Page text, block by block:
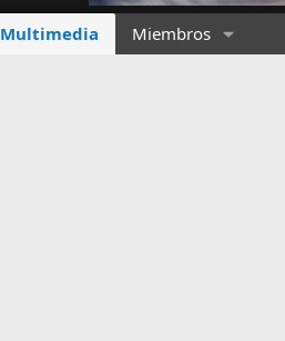
Multimedia Miembros